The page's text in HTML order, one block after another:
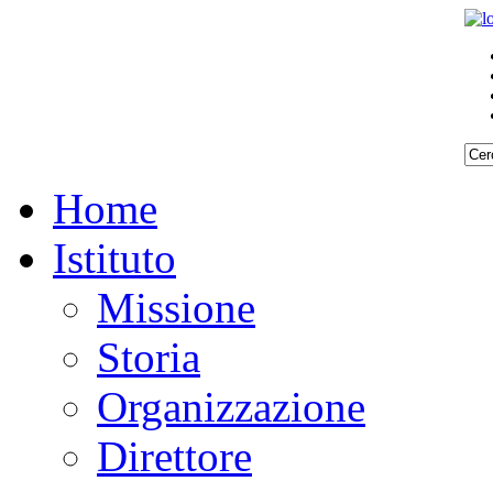
Home
Istituto
Missione
Storia
Organizzazione
Direttore